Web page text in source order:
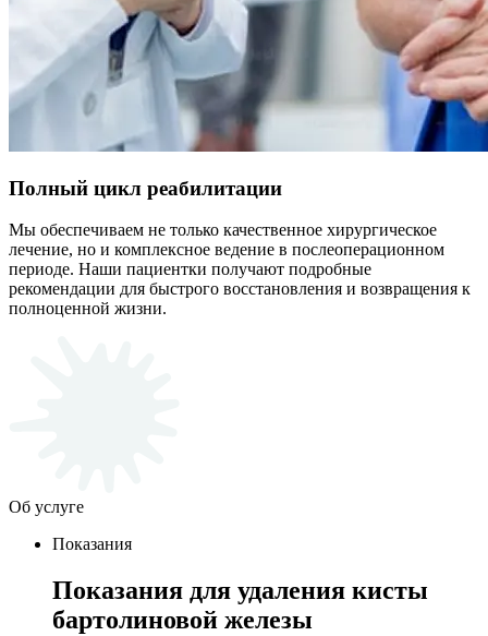
Полный цикл реабилитации
Мы обеспечиваем не только качественное хирургическое
лечение, но и комплексное ведение в послеоперационном
периоде. Наши пациентки получают подробные
рекомендации для быстрого восстановления и возвращения к
полноценной жизни.
Об услуге
Показания
Показания для удаления кисты
бартолиновой железы